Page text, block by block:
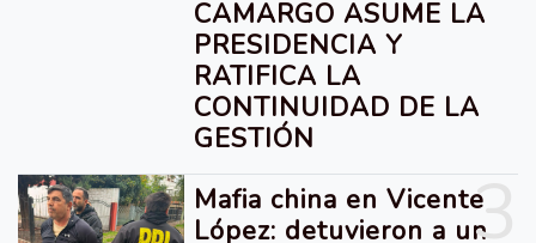
CAMARGO ASUME LA
PRESIDENCIA Y
RATIFICA LA
CONTINUIDAD DE LA
GESTIÓN
3
Mafia china en Vicente
López: detuvieron a un